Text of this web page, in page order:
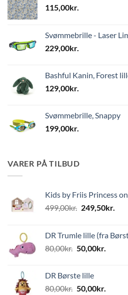
115,00kr.
Svømmebrille - Laser
229,00kr.
Bashful Kanin, Forest
129,00kr.
Svømmebrille, Snappy
199,00kr.
VARER PÅ TILBUD
Kids by Friis Princess
499,00kr. Den
var:
499,00kr..
249,50kr.
er:
DR Trumle lille (fra
80,00kr. Den
var:
80,00kr..
50,00kr.
DR Børste lille
80,00kr. Den
50,00kr.